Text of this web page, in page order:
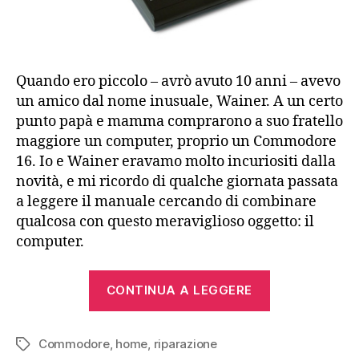
Quando ero piccolo – avrò avuto 10 anni – avevo
un amico dal nome inusuale, Wainer. A un certo
punto papà e mamma comprarono a suo fratello
maggiore un computer, proprio un Commodore
16. Io e Wainer eravamo molto incuriositi dalla
novità, e mi ricordo di qualche giornata passata
a leggere il manuale cercando di combinare
qualcosa con questo meraviglioso oggetto: il
computer.
CONTINUA A LEGGERE
Tag Commodore, home, riparazione